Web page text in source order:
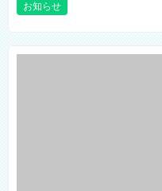
お知らせ